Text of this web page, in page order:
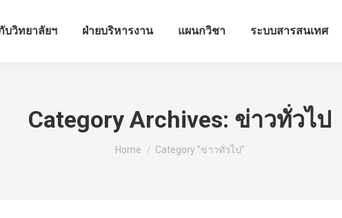
บวิทยาลัยฯ ฝ่ายบริหารงาน แผนกวิชา ระบบสารสนเทศ
Category Archives: ข่าวทั่วไป
You are here:
Home Category "ข่าวทั่วไป"